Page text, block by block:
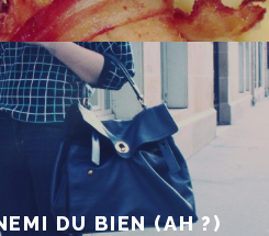
DU BIEN (AH ?)